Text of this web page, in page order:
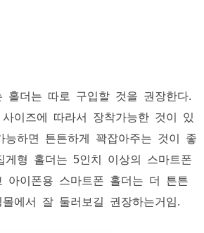
홀더는 따로 구입할 것을 권장한다.
이즈에 따라서 장착가능한 것이 있
능하면 튼튼하게 꽉잡아주는 것이 좋
게형 홀더는 5인치 이상의 스마트폰
아이폰용 스마트폰 홀더는 더 튼튼
에서 잘 둘러보길 권장하는거임.